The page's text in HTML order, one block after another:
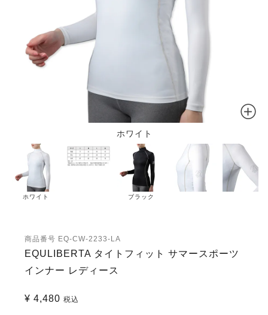
ホワイト
ホワイト ブラック
商品番号 EQ-CW-2233-LA
EQULIBERTA タイトフィット サマースポーツ
インナー レディース
¥ 4,480 税込